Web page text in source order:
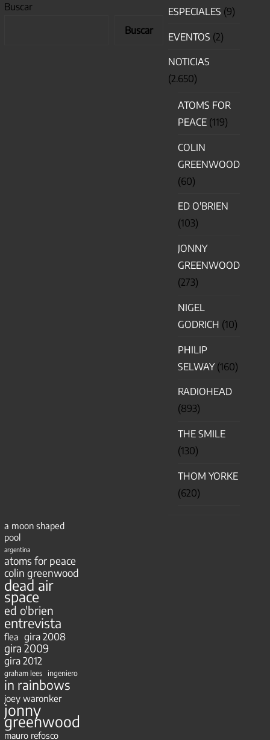
Buscar
Buscar
ESPECIALES (9)
EVENTOS (2)
NOTICIAS
(2.650)
ATOMS FOR
PEACE (119)
COLIN
GREENWOOD
(60)
ED O'BRIEN
(103)
JONNY
GREENWOOD
(273)
NIGEL
GODRICH (10)
PHILIP
SELWAY(160)
RADIOHEAD
(893)
THE SMILE
(130)
THOM YORKE
(620)
a moon shaped
pool
argentina
atoms for peace
colin greenwood
dead air
space
ed o'brien
entrevista
flea gira 2008
gira 2009
gira 2012
graham lees ingeniero
in rainbows
joey waronker
jonny
greenwood
mauro refosco